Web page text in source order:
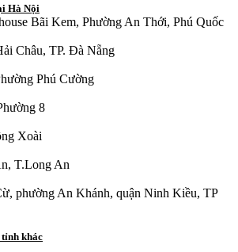
Hà Nội
Bãi Kem, Phường An Thới, Phú Quốc
Châu, TP. Đà Nẵng
Phú Cường
8
Xoài
T.Long An
phường An Khánh, quận Ninh Kiều, TP
tỉnh khác